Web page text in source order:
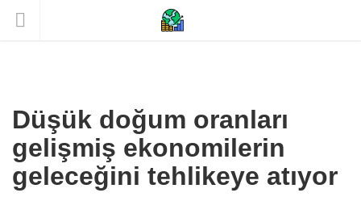
Düşük doğum oranları
gelişmiş ekonomilerin
geleceğini tehlikeye atıyor